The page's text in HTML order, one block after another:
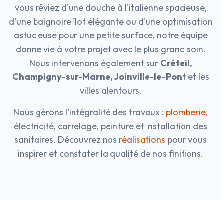
vous rêviez d'une douche à l'italienne spacieuse,
d'une baignoire îlot élégante ou d'une optimisation
astucieuse pour une petite surface, notre équipe
donne vie à votre projet avec le plus grand soin.
Nous intervenons également sur Créteil,
Champigny-sur-Marne, Joinville-le-Pontet les
villes alentours.
Nous gérons l'intégralité des travaux : plomberie,
électricité, carrelage, peinture et installation des
sanitaires. Découvrez nos réalisations pour vous
inspirer et constater la qualité de nos finitions.